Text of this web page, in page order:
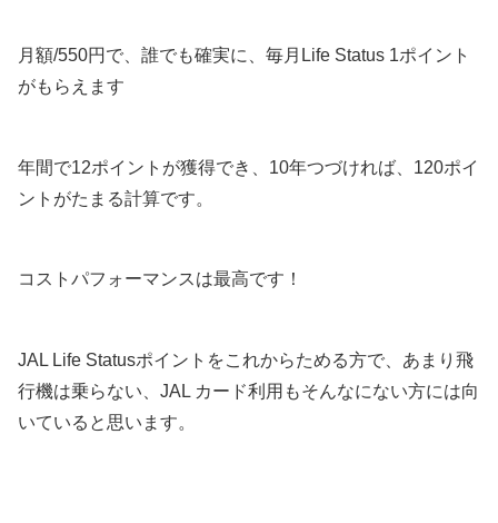
月額/550円で、誰でも確実に、毎月Life Status 1ポイント
がもらえます
年間で12ポイントが獲得でき、10年つづければ、120ポイ
ントがたまる計算です。
コストパフォーマンスは最高です！
JAL Life Statusポイントをこれからためる方で、あまり飛
行機は乗らない、JAL カード利用もそんなにない方には向
いていると思います。